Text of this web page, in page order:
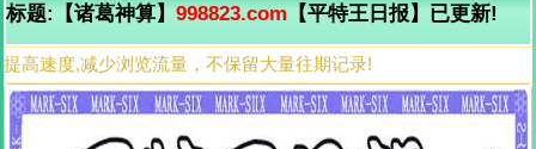
标题:【诸葛神算】 998823.com 【平特王日报】已更新!
提高速度,减少浏览流量，不保留大量往期记录!